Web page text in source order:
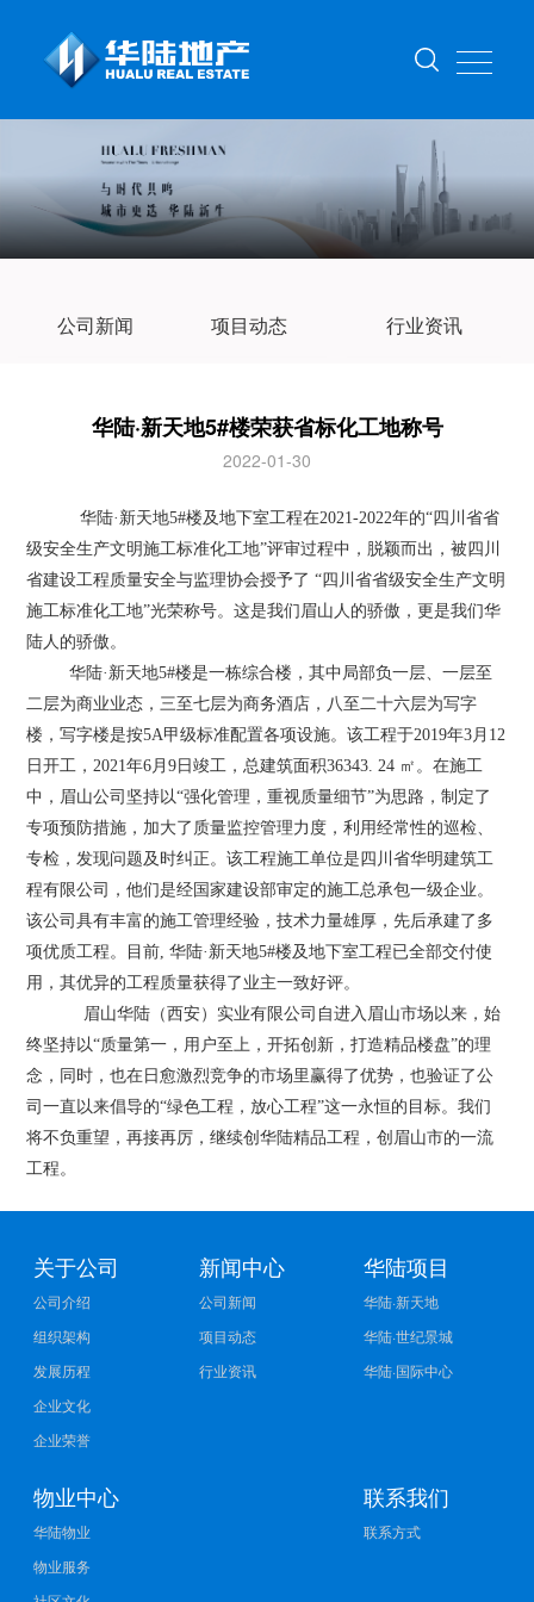
公司新闻 项目动态 行业资讯
华陆·新天地5#楼荣获省标化工地称号
2022-01-30
华陆·新天地5#楼及地下室工程在2021-2022年的“四川省省
级安全生产文明施工标准化工地”评审过程中，脱颖而出，被四川
省建设工程质量安全与监理协会授予了 “四川省省级安全生产文明
施工标准化工地”光荣称号。这是我们眉山人的骄傲，更是我们华
陆人的骄傲。
华陆·新天地5#楼是一栋综合楼，其中局部负一层、一层至
二层为商业业态，三至七层为商务酒店，八至二十六层为写字
楼，写字楼是按5A甲级标准配置各项设施。该工程于2019年3月12
日开工，2021年6月9日竣工，总建筑面积36343. 24 ㎡。在施工
中，眉山公司坚持以“强化管理，重视质量细节”为思路，制定了
专项预防措施，加大了质量监控管理力度，利用经常性的巡检、
专检，发现问题及时纠正。该工程施工单位是四川省华明建筑工
程有限公司，他们是经国家建设部审定的施工总承包一级企业。
该公司具有丰富的施工管理经验，技术力量雄厚 ，先后承建了多
项优质工程。目前, 华陆·新天地5#楼及地下室工程已全部交付使
用，其优异的工程质量获得了业主一致好评。
眉山华陆（西安）实业有限公司自进入眉山市场以来，始
终坚持以“质量第一，用户至上，开拓创新，打造精品楼盘”的理
念，同时，也在日愈激烈竞争的市场里赢得了优势，也验证了公
司一直以来倡导的“绿色工程，放心工程”这一永恒的目标。我们
将不负重望，再接再厉，继续创华陆精品工程，创眉山市的一流
工程。
关于公司
公司介绍
组织架构
发展历程
企业文化
企业荣誉
新闻中心
公司新闻
项目动态
行业资讯
华陆项目
华陆·新天地
华陆·世纪景城
华陆·国际中心
物业中心
华陆物业
物业服务
联系我们
联系方式